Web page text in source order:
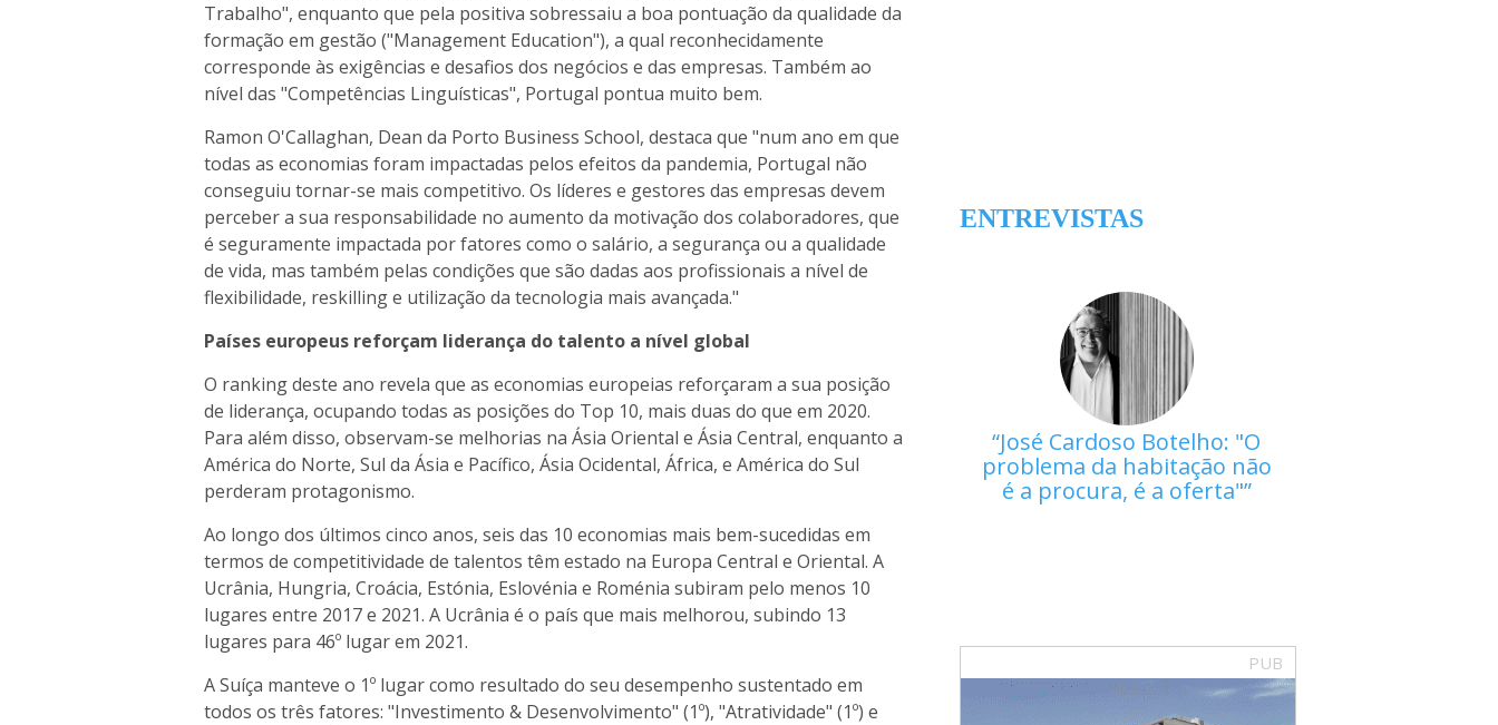
Trabalho", enquanto que pela positiva sobressaiu a boa pontuação da qualidade da
formação em gestão ("Management Education"), a qual reconhecidamente
corresponde às exigências e desafios dos negócios e das empresas. Também ao
nível das "Competências Linguísticas", Portugal pontua muito bem.
Ramon O'Callaghan, Dean da Porto Business School, destaca que "num ano em que
todas as economias foram impactadas pelos efeitos da pandemia, Portugal não
conseguiu tornar-se mais competitivo. Os líderes e gestores das empresas devem
perceber a sua responsabilidade no aumento da motivação dos colaboradores, que
é seguramente impactada por fatores como o salário, a segurança ou a qualidade
de vida, mas também pelas condições que são dadas aos profissionais a nível de
flexibilidade, reskilling e utilização da tecnologia mais avançada."
Países europeus reforçam liderança do talento a nível global
O ranking deste ano revela que as economias europeias reforçaram a sua posição
de liderança, ocupando todas as posições do Top 10, mais duas do que em 2020.
Para além disso, observam-se melhorias na Ásia Oriental e Ásia Central, enquanto a
América do Norte, Sul da Ásia e Pacífico, Ásia Ocidental, África, e América do Sul
perderam protagonismo.
Ao longo dos últimos cinco anos, seis das 10 economias mais bem-sucedidas em
termos de competitividade de talentos têm estado na Europa Central e Oriental. A
Ucrânia, Hungria, Croácia, Estónia, Eslovénia e Roménia subiram pelo menos 10
lugares entre 2017 e 2021. A Ucrânia é o país que mais melhorou, subindo 13
lugares para 46º lugar em 2021.
A Suíça manteve o 1º lugar como resultado do seu desempenho sustentado em
todos os três fatores: "Investimento & Desenvolvimento" (1º), "Atratividade" (1º) e
ENTREVISTAS
José Cardoso Botelho: "O
problema da habitação não
é a procura, é a oferta"
PUB